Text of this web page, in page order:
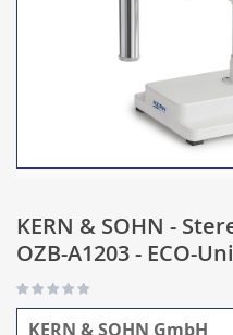
KERN & SOHN -
OZB-A1203 - ECO-
KERN & SOHN GmbH